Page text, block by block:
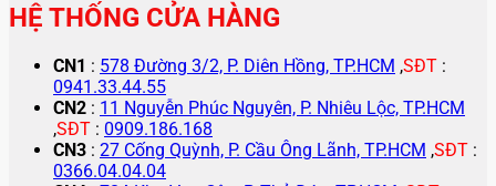
HỆ THỐNG CỬA HÀNG
CN1 : 578 Đường 3/2, P. Diên Hồng, TP.HCM ,SĐT :
0941.33.44.55
CN2 : 11 Nguyễn Phúc Nguyên, P. Nhiêu Lộc, TP.HCM
,SĐT : 0909.186.168
CN3 : 27 Cống Quỳnh, P. Cầu Ông Lãnh, TP.HCM ,SĐT :
0366.04.04.04